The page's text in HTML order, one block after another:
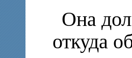
Она
откуда